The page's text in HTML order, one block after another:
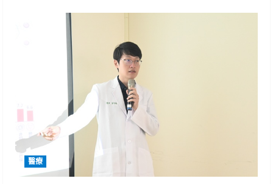
醫療